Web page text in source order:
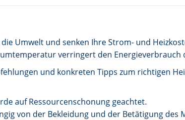
Umwelt und senken Ihre Strom- und
verringert den
und konkreten Tipps zum richtigen
auf Ressourcenschonung geachtet.
von der Bekleidung und der Betätigung des